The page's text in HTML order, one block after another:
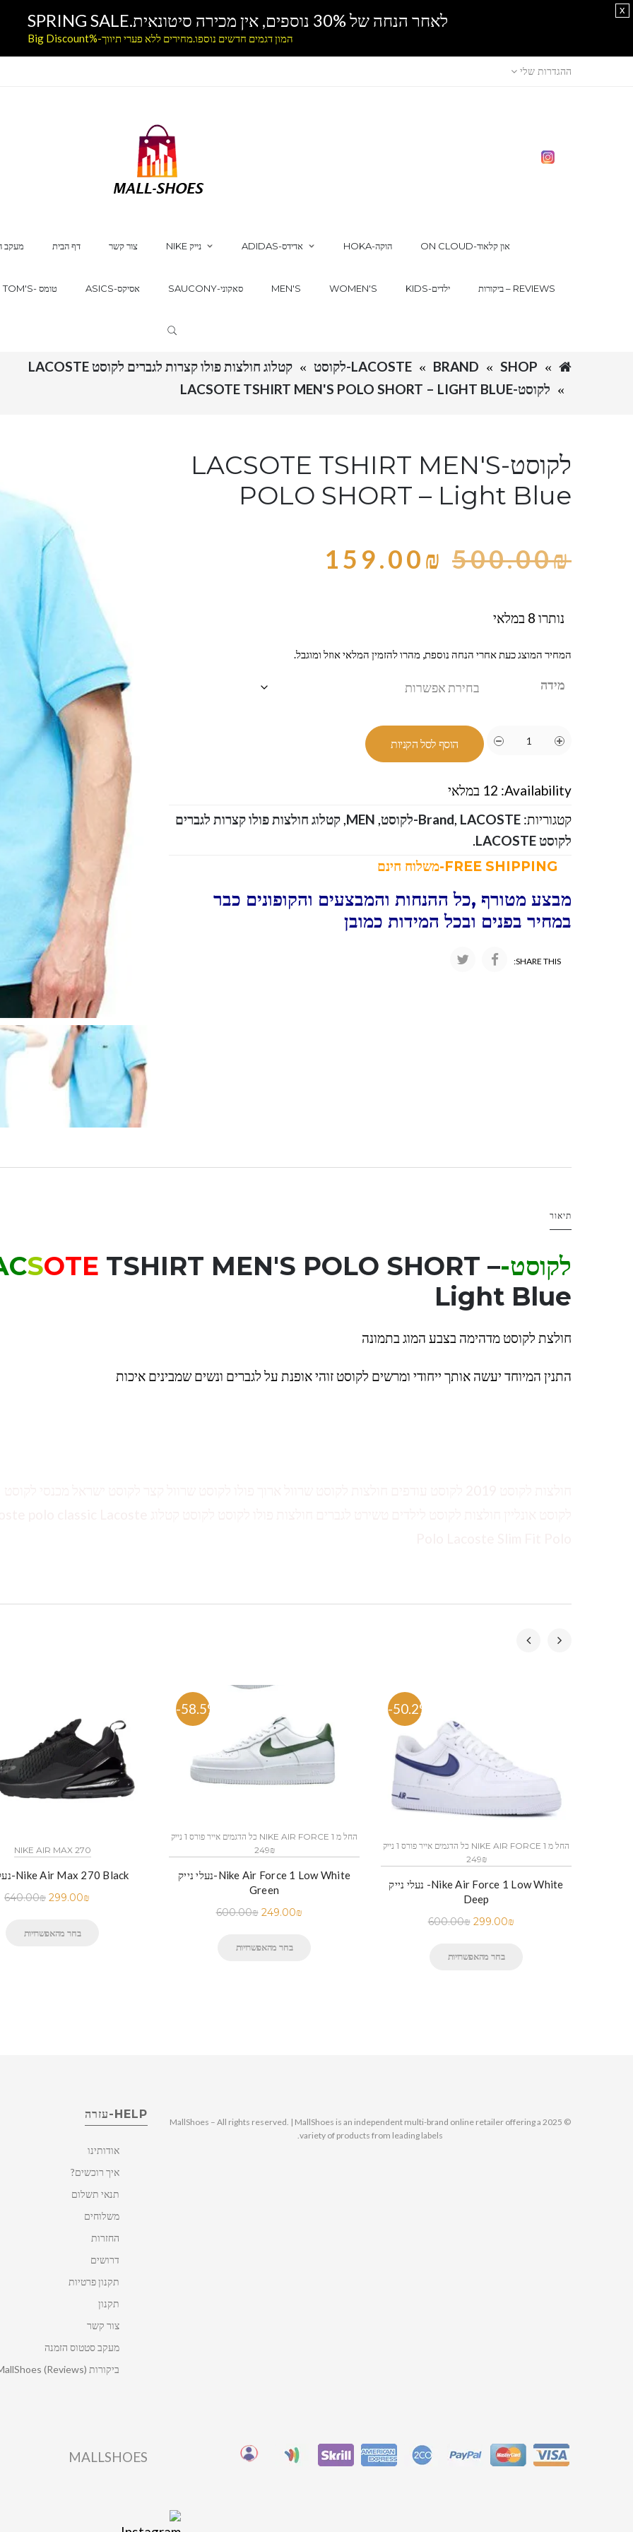
ההגדרות שלי
מעקב דף הבית צור קשר NIKE נייק ADIDAS-אדידס HOKA-הוקה ON CLOUD-און קלאוד
TOM'S- טומס ASICS-אסיקס SAUCONY-סאקוני MEN'S WOMEN'S KIDS-ילדים ביקורות – REVIEWS
SHOP
BRAND LACOSTE-לקוסט
קטלוג חולצות פולו קצרות לגברים לקוסט LACOSTE
לקוסט-LACSOTE TSHIRT MEN'S POLO SHORT – LIGHT BLUE
לקוסט-LACSOTE TSHIRT MEN'S
POLO SHORT – Light Blue
500.00₪
159.00₪
נותרו 8 במלאי
המחיר המוצג כעת אחרי הנחה נוספת, מהרו להזמין המלאי אוזל ומוגבל.
מידה
הוסף לסל הקניות
Availability: 12 במלאי
קטגוריות:
Brand, LACOSTE-לקוסט ,
MEN
,קטלוג חולצות פולו קצרות לגברים
לקוסט LACOSTE
.
מבצע מטורף ,כל ההנחות והמבצעים והקופונים כבר
במחיר בפנים ובכל המידות כמובן
SHARE THIS:
תיאור
לקוסט-LAC SOTE TSHIRT MEN'S POLO SHORT –
Light Blue
חולצת לקוסט מדהימה בצבע המוג בתמונה
התנין המיוחד יעשה אותך ייחודי ומרשים לקוסט זוהי אופנת על לגברים ונשים שמבינים איכות
NIKE AIR MAX 270
נעלי נייק-Nike Air Max 270 Black
640.00₪ 299.00₪
בחר מהאפשרויות
-58.5%
כל הדגמים אייר פורס 1 נייק NIKE AIR FORCE 1 החל מ
249₪
נעלי נייק-Nike Air Force 1 Low White
Green
600.00₪ 249.00₪
בחר מהאפשרויות
-50.2%
כל הדגמים אייר פורס 1 נייק NIKE AIR FORCE 1 החל מ
249₪
נעלי נייק -Nike Air Force 1 Low White
Deep
600.00₪ 299.00₪
בחר מהאפשרויות
HELP-עזרה
אודותינו
איך רוכשים?
תנאי תשלום
משלוחים
החזרות
דרושים
תקנון פרטיות
תקנון
צור קשר
מעקב סטטוס הזמנה
ביקורות MallShoes (Reviews)
© 2025 MallShoes – All rights reserved. | MallShoes is an independent multi-brand online retailer offering a
variety of products from leading labels.
MALLSHOES
לאחר הנחה של 30% נוספים, אין מכירה סיטונאית.SPRING SALE
המון דגמים חדשים נוספו.מחירים ללא פערי תיווך-%Big Discount
x